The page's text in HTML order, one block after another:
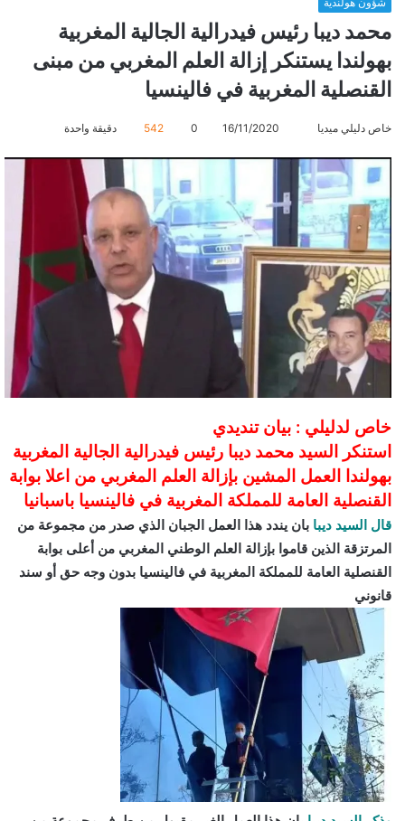
محمد ديبا رئيس فيدرالية الجالية المغربية
بهولندا يستنكر إزالة العلم المغربي من مبنى
القنصلية المغربية في فالينسيا
خاص دليلي ميديا
س
ل
ر
ي
إ
ل
ك
و
ن
ي
ا
16/11/2020
0
542 دقيقة واحدة
خاص لدليلي : بيان تنديدي
استنكر السيد محمد ديبا رئيس فيدرالية الجالية المغربية
بهولندا العمل المشين بإزالة العلم المغربي من اعلا بوابة
القنصلية العامة للمملكة المغربية في فالينسيا باسبانيا
قال السيد ديبا بان يندد هذا العمل الجبان الذي صدر من مجموعة من
المرتزقة الذين قاموا بإزالة العلم الوطني المغربي من أعلى بوابة
القنصلية العامة للمملكة المغربية في فالينسيا بدون وجه حق أو سند
قانوني